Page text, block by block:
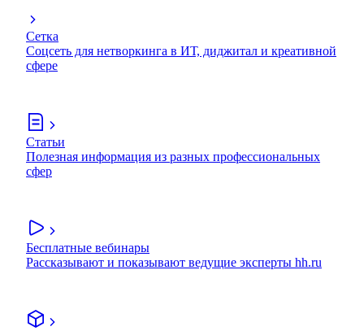
Сетка
Соцсеть для нетворкинга в ИТ, диджитал и креативной
сфере
Статьи
Полезная информация из разных профессиональных
сфер
Бесплатные вебинары
Рассказывают и показывают ведущие эксперты hh.ru